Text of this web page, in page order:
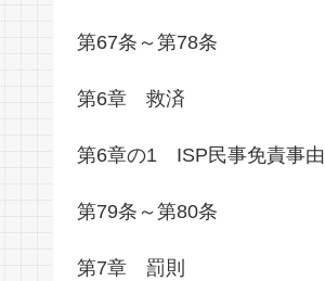
第67条～第78条
第6章 救済
第6章の1 ISP民事免責事由
第79条～第80条
第7章 罰則